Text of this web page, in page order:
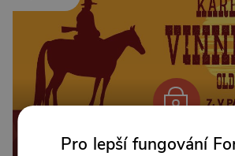
Od 89 Kč měsíčně nebo 39 Kč
Pro lepší fungování